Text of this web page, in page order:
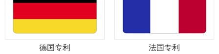
德国专利 法国专利